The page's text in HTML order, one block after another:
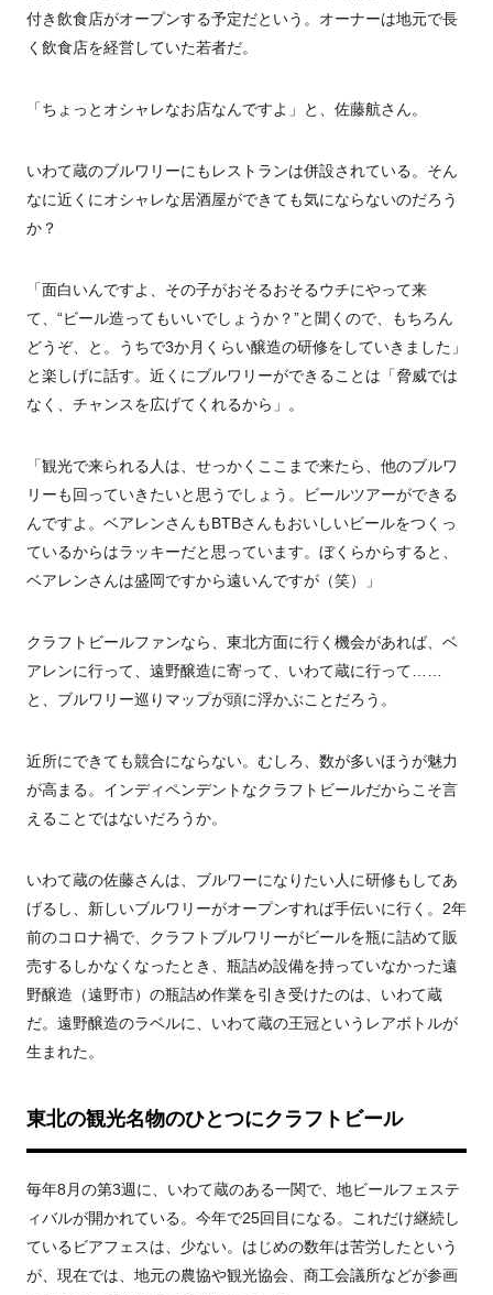
付き飲食店がオープンする予定だという。オーナーは地元で長
く飲食店を経営していた若者だ。
「ちょっとオシャレなお店なんですよ」と、佐藤航さん。
いわて蔵のブルワリーにもレストランは併設されている。そん
なに近くにオシャレな居酒屋ができても気にならないのだろう
か？
「面白いんですよ、その子がおそるおそるウチにやって来
て、“ビール造ってもいいでしょうか？”と聞くので、もちろん
どうぞ、と。うちで3か月くらい醸造の研修をしていきました」
と楽しげに話す。近くにブルワリーができることは「脅威では
なく、チャンスを広げてくれるから」。
「観光で来られる人は、せっかくここまで来たら、他のブルワ
リーも回っていきたいと思うでしょう。ビールツアーができる
んですよ。ベアレンさんもBTBさんもおいしいビールをつくっ
ているからはラッキーだと思っています。ぼくらからすると、
ベアレンさんは盛岡ですから遠いんですが（笑）」
クラフトビールファンなら、東北方面に行く機会があれば、ベ
アレンに行って、遠野醸造に寄って、いわて蔵に行って……
と、ブルワリー巡りマップが頭に浮かぶことだろう。
近所にできても競合にならない。むしろ、数が多いほうが魅力
が高まる。インディペンデントなクラフトビールだからこそ言
えることではないだろうか。
いわて蔵の佐藤さんは、ブルワーになりたい人に研修もしてあ
げるし、新しいブルワリーがオープンすれば手伝いに行く。 2年
前のコロナ禍で、クラフトブルワリーがビールを瓶に詰めて販
売するしかなくなったとき、瓶詰め設備を持っていなかった遠
野醸造（遠野市）の瓶詰め作業を引き受けたのは、いわて蔵
だ。遠野醸造のラベルに、いわて蔵の王冠というレアボトルが
生まれた。
東北の観光名物のひとつにクラフトビール
毎年8 月の第3週に、いわて蔵のある一関で、地ビールフェステ
ィバルが開かれている。今年で25回目になる。これだけ継続し
ているビアフェスは、少ない。はじめの数年は苦労したという
が、現在では、地元の農協や観光協会、商工会議所などが参画